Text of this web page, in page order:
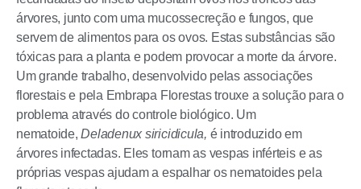
árvores, junto com uma mucossecreção e fungos, que
servem de alimentos para os ovos. Estas substâncias são
tóxicas para a planta e podem provocar a morte da árvore.
Um grande trabalho, desenvolvido pelas associações
florestais e pela Embrapa Florestas trouxe a solução para o
problema através do controle biológico. Um
nematoide,Deladenux siricidicula, é introduzido em
árvores infectadas. Eles tornam as vespas inférteis e as
próprias vespas ajudam a espalhar os nematoides pela